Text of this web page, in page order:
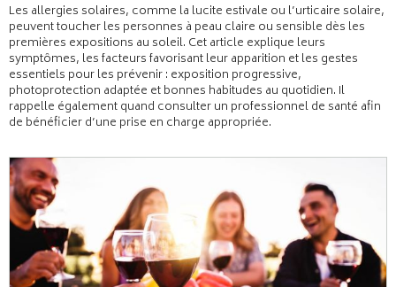
Les allergies solaires, comme la lucite estivale ou l’urticaire solaire,
peuvent toucher les personnes à peau claire ou sensible dès les
premières expositions au soleil. Cet article explique leurs
symptômes, les facteurs favorisant leur apparition et les gestes
essentiels pour les prévenir : exposition progressive,
photoprotection adaptée et bonnes habitudes au quotidien. Il
rappelle également quand consulter un professionnel de santé afin
de bénéficier d’une prise en charge appropriée.